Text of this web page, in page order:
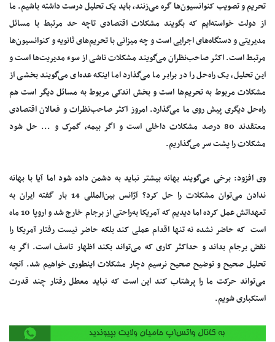
تحریم و تصویب کنوانسیون‌ها گره می‌زنند، باید یک تحلیل درست داشته باشیم. ما
از دولت خواسته‌ایم که بگویند مشکلات اقتصادی تاچه حد مرتبط با مسائل
مدیریتی و دستگاه‌های اجرایی است و چه میزانی با تحریم‌های ثانویه و کنوانسیون‌ها
مرتبط است. اکثر صاحب‌نظران می‌گویند مشکلات ناشی از سوء مدیریت‌ها است و
این تحلیل، یک راه‌حل را در برابر ما می‌گذارد اما اینکه عده‌ای می‌گویند بخشی از
مشکلات مربوط به تحریم‌ها است و بخش اندکی مربوط به مسائل دیگر است هم
راه‌حل دیگری پیش روی ما می‌گذارد. امروز اکثر صاحب‌نظرات و فعالان اقتصادی
معتقدند 80 درصد مشکلات داخلی است و اگر بیمه‌، گمرک و ... حل شود
مشکلات را پشت سر می‌گذاریم.
وی افزود: برخی می‌گویند بهانه بیشتر نباید به دشمن داده شود اما آیا با بهانه
ندادن می‌توان مشکلات را حل کرد؟ آژانس بین‌المللی 14 بار گفته ایران به
تعهداتش عمل کرده اما دیدیم که آمریکا به‌راحتی از برجام خارج شد و اروپا 10 ماه
است که حاضر نشده نه تنها اقدام عملی کند بلکه حاضر نیست رفتار آمریکا را
نقض برجام بداند و حداکثر کاری که می‌تواند بکند اظهار تاسف است. اگر به
تحلیل صحیح و توضیح صحیح نرسیم دچار مشکلات اینطوری خواهیم شد. آنچه
می‌تواند حرکت ما را پرشتاب کند این است که نباید معطل رفتار چند قدرت
استکباری شویم.